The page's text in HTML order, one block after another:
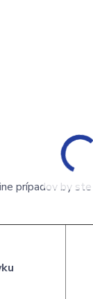
prípadov by